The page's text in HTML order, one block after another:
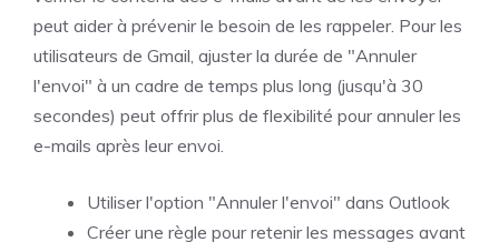
peut aider à prévenir le besoin de les rappeler. Pour les
utilisateurs de Gmail, ajuster la durée de "Annuler
l'envoi" à un cadre de temps plus long (jusqu'à 30
secondes) peut offrir plus de flexibilité pour annuler les
e-mails après leur envoi.
Utiliser l'option "Annuler l'envoi" dans Outlook
Créer une règle pour retenir les messages avant